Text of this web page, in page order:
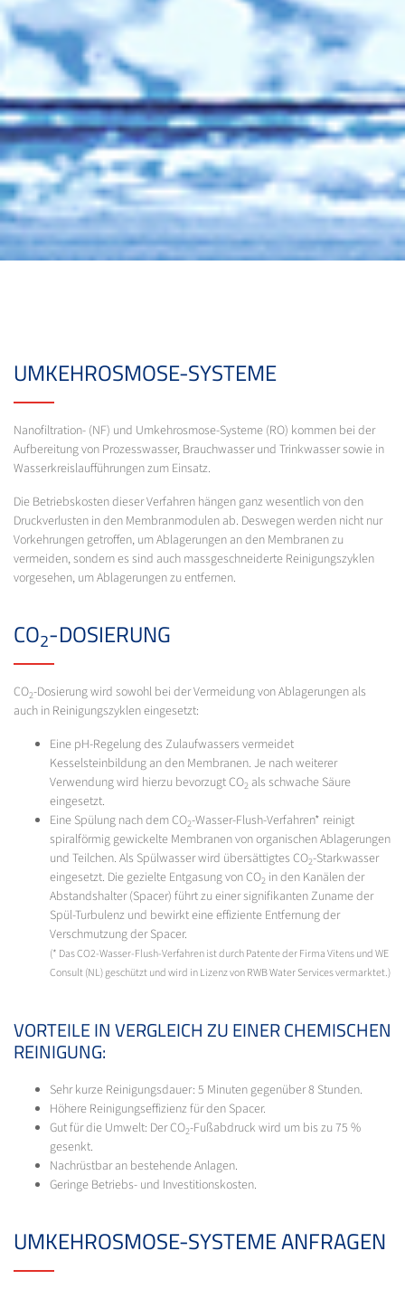
UMKEHROSMOSE-SYSTEME
Nanofiltration- (NF) und Umkehrosmose-Systeme (RO) kommen bei der
Aufbereitung von Prozesswasser, Brauchwasser und Trinkwasser sowie in
Wasserkreislaufführungen zum Einsatz.
Die Betriebskosten dieser Verfahren hängen ganz wesentlich von den
Druckverlusten in den Membranmodulen ab. Deswegen werden nicht nur
Vorkehrungen getroffen, um Ablagerungen an den Membranen zu
vermeiden, sondern es sind auch massgeschneiderte Reinigungszyklen
vorgesehen, um Ablagerungen zu entfernen.
CO2-DOSIERUNG
CO2-Dosierung wird sowohl bei der Vermeidung von Ablagerungen als
auch in Reinigungszyklen eingesetzt:
Eine pH-Regelung des Zulaufwassers vermeidet
Kesselsteinbildung an den Membranen. Je nach weiterer
Verwendung wird hierzu bevorzugt CO2 als schwache Säure
eingesetzt.
Eine Spülung nach dem CO2-Wasser-Flush-Verfahren* reinigt
spiralförmig gewickelte Membranen von organischen Ablagerungen
und Teilchen. Als Spülwasser wird übersättigtes CO2-Starkwasser
eingesetzt. Die gezielte Entgasung von CO2 in den Kanälen der
Abstandshalter (Spacer) führt zu einer signifikanten Zuname der
Spül-Turbulenz und bewirkt eine effiziente Entfernung der
Verschmutzung der Spacer.
(* Das CO2-Wasser-Flush-Verfahren ist durch Patente der Firma Vitens und WE
Consult (NL) geschützt und wird in Lizenz von RWB Water Services vermarktet.)
VORTEILE IN VERGLEICH ZU EINER CHEMISCHEN
REINIGUNG:
Sehr kurze Reinigungsdauer: 5 Minuten gegenüber 8 Stunden.
Höhere Reinigungseffizienz für den Spacer.
Gut für die Umwelt: Der CO2-Fußabdruck wird um bis zu 75 %
gesenkt.
Nachrüstbar an bestehende Anlagen.
Geringe Betriebs- und Investitionskosten.
UMKEHROSMOSE-SYSTEME ANFRAGEN